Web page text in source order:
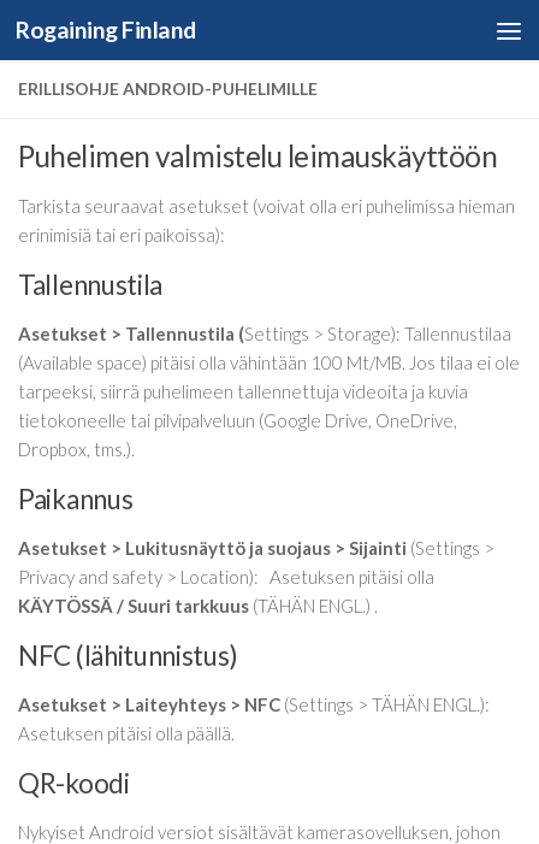
Skip to content
Rogaining Finland
ERILLISOHJE ANDROID-PUHELIMILLE
Puhelimen valmistelu leimauskäyttöön
Tarkista seuraavat asetukset (voivat olla eri puhelimissa hieman
erinimisiä tai eri paikoissa):
Tallennustila
Asetukset > Tallennustila (Settings > Storage): Tallennustilaa
(Available space) pitäisi olla vähintään 100 Mt/MB. Jos tilaa ei ole
tarpeeksi, siirrä puhelimeen tallennettuja videoita ja kuvia
tietokoneelle tai pilvipalveluun (Google Drive, OneDrive,
Dropbox, tms.).
Paikannus
Asetukset > Lukitusnäyttö ja suojaus > Sijainti (Settings >
Privacy and safety > Location): Asetuksen pitäisi olla
KÄYTÖSSÄ / Suuri tarkkuus (TÄHÄN ENGL.) .
NFC (lähitunnistus)
Asetukset > Laiteyhteys > NFC (Settings > TÄHÄN ENGL.):
Asetuksen pitäisi olla päällä.
QR-koodi
Nykyiset Android versiot sisältävät kamerasovelluksen, johon